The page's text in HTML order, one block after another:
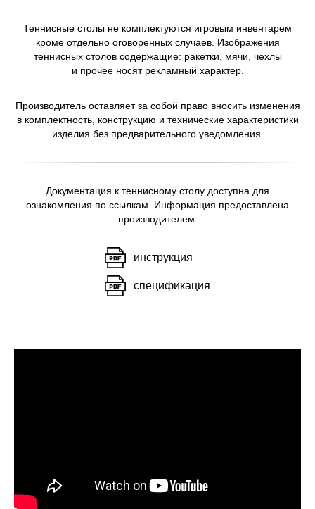
Теннисные столы не комплектуются игровым инвентарем
кроме отдельно оговоренных случаев. Изображения
теннисных столов содержащие: ракетки, мячи, чехлы
и прочее носят рекламный характер.
Производитель оставляет за собой право вносить изменения
в комплектность, конструкцию и технические характеристики
изделия без предварительного уведомления.
Документация к теннисному столу доступна для
ознакомления по ссылкам. Информация предоставлена
производителем.
инструкция
спецификация